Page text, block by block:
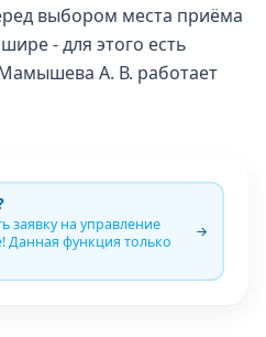
выбором места приёма
- для этого есть
А. В. работает
заявку на управление
Данная функция только